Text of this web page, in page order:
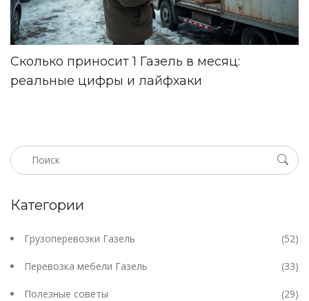
Сколько приносит 1 Газель в месяц:
реальные цифры и лайфхаки
Категории
Грузоперевозки Газель (52)
Перевозка мебели Газель (33)
Полезные советы (29)